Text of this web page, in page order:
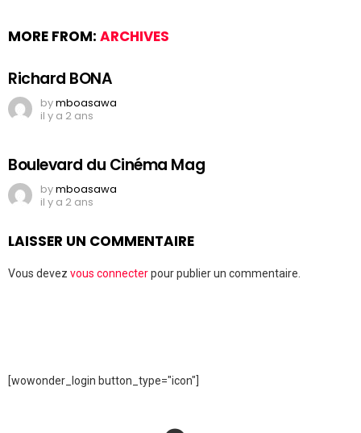
MORE FROM: ARCHIVES
Richard BONA
bymboasawa
il y a 2 ans
Boulevard du Cinéma Mag
bymboasawa
il y a 2 ans
LAISSER UN COMMENTAIRE
Vous devez vous connecterpour publier un commentaire.
[wowonder_login button_type="icon"]